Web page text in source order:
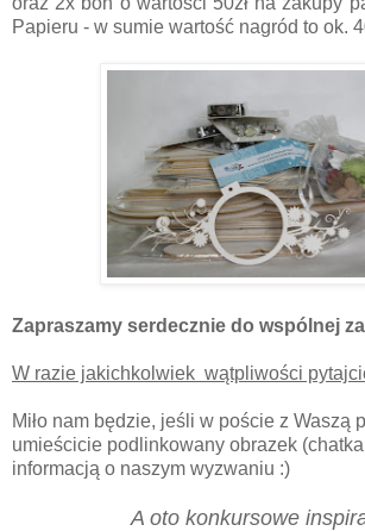
Papieru - w sumie wartość nagród to ok.
Zapraszamy serdecznie do wspólnej
W razie jakichkolwiek wątpliwości
Miło nam będzie, jeśli w poście z Waszą
umieścicie podlinkowany obrazek
informacją o naszym wyzwaniu :)
A oto konkursowe